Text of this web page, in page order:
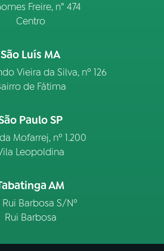
Freire, n° 474
Centro
São Luís MA
Vieira da Silva, nº 126
de Fátima
Paulo SP
Mofarrej, nº 1.200
Leopoldina
AM
Rui Barbosa S/Nº
Rui Barbosa